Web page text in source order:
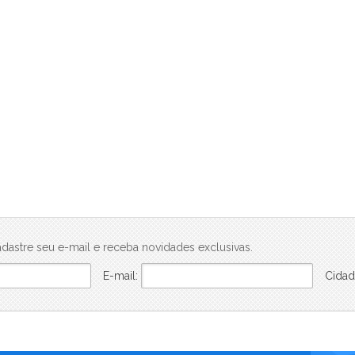
Conquista Florianópolis (1)
Conquista Girassol (1)
Conquista Jardins (1)
seu e-mail e receba novidades exclusivas.
E-mail: